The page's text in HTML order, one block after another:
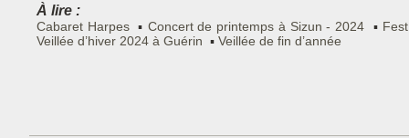
À lire :
Cabaret Harpes Concert de printemps à Sizun - 2024
Veillée d’hiver 2024 à Guérin
Veillée de fin d’année